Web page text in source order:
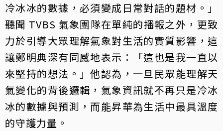
冷冰冰的數據，必須變成日常對話的題材。」
聽聞 TVBS 氣象團隊在單純的播報之外，更致
力於引導大眾理解氣象對生活的實質影響，這
讓鄭明典深有同感地表示：「這也是我一直以
來堅持的想法。」他認為，一旦民眾能理解天
氣變化的背後邏輯，氣象資訊就不再只是冷冰
冰的數據與預測，而能昇華為生活中最具溫度
的守護力量。